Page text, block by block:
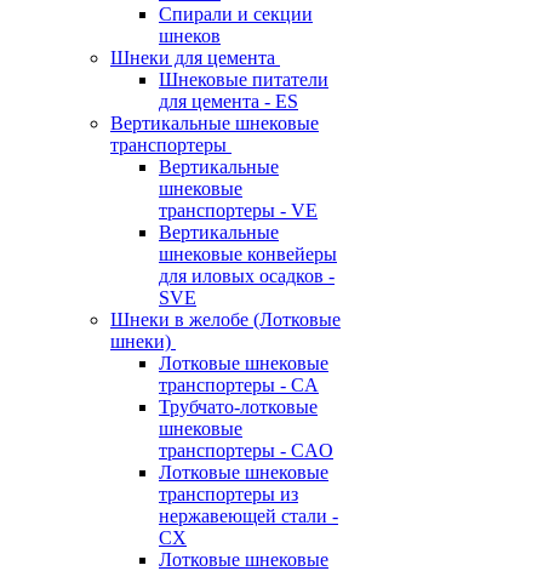
Спирали и секции
шнеков
Шнеки для цемента
Шнековые питатели
для цемента - ES
Вертикальные шнековые
транспортеры
Вертикальные
шнековые
транспортеры - VE
Вертикальные
шнековые конвейеры
для иловых осадков -
SVE
Шнеки в желобе (Лотковые
шнеки)
Лотковые шнековые
транспортеры - CA
Трубчато-лотковые
шнековые
транспортеры - CAO
Лотковые шнековые
транспортеры из
нержавеющей стали -
CX
Лотковые шнековые